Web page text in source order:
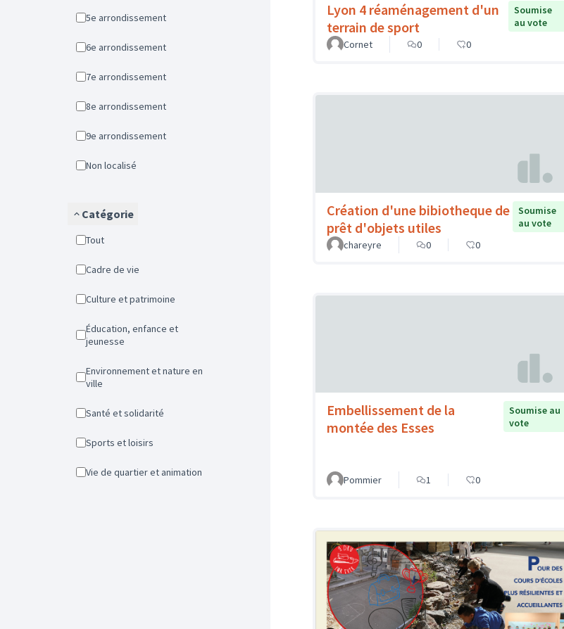
5e arrondissement
6e arrondissement
7e arrondissement
8e arrondissement
9e arrondissement
Non localisé
Catégorie
Tout
Cadre de vie
Culture et patrimoine
Éducation, enfance et
jeunesse
Environnement et nature en
ville
Santé et solidarité
Sports et loisirs
Vie de quartier et animation
Lyon 4 réaménagement d'un
terrain de sport
Soumise
au vote
Cornet
0 0
Création d'une bibiotheque de
prêt d'objets utiles
Soumise
au vote
chareyre
0 0
Embellissement de la
montée des Esses
Soumise au
vote
Pommier 1 0